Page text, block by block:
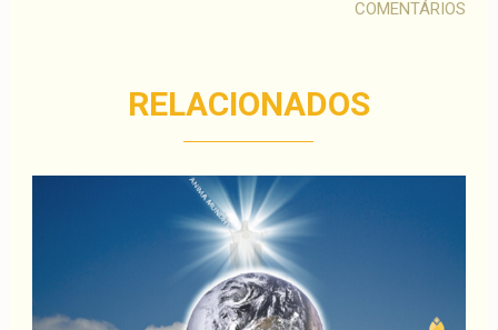
COMENTÁRIOS
RELACIONADOS